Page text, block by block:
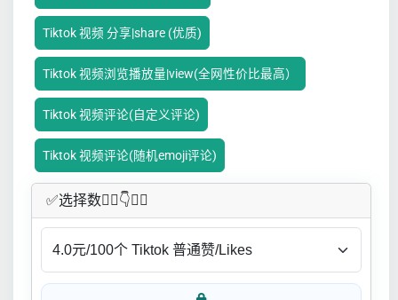
Tiktok 视频 分享|share (优质)
Tiktok 视频浏览播放量|view(全网性价比最高）
Tiktok 视频评论(自定义评论)
Tiktok 视频评论(随机emoji评论)
✅​选择数👇🏻​​👇👇🏻​​